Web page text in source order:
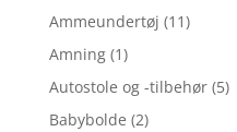
Ammeundertøj (11)
Amning (1)
Autostole og -tilbehør (5)
Babybolde (2)